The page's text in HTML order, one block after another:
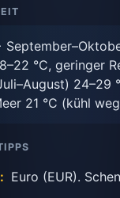
°C, geringer
24–29
21 °C (kühl
Euro (EUR).